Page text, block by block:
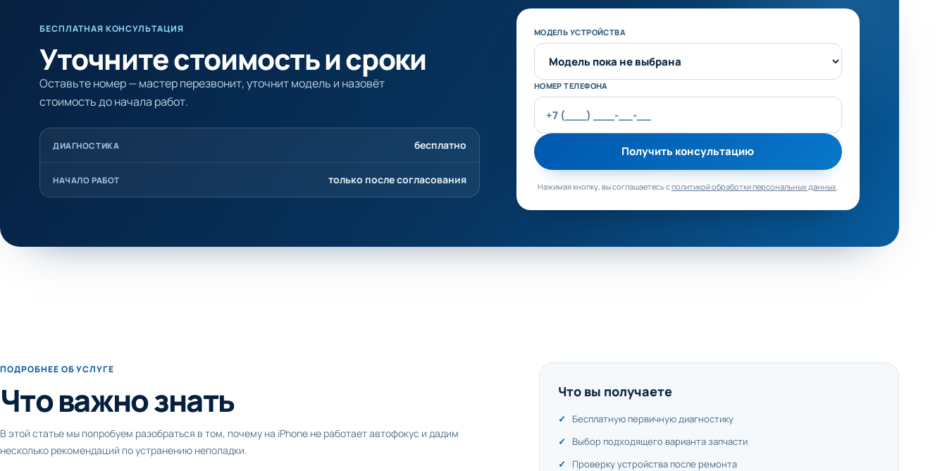
БЕСПЛАТНАЯ КОНСУЛЬТАЦИЯ
Уточните стоимость и сроки
Оставьте номер — мастер перезвонит, уточнит модель и назовёт
стоимость до начала работ.
ДИАГНОСТИКА бесплатно
НАЧАЛО РАБОТ только после согласования
Не заполняйте это поле
МОДЕЛЬ УСТРОЙСТВА
НОМЕР ТЕЛЕФОНА
Получить консультацию
Нажимая кнопку, вы соглашаетесь сполитикой обработки персональных данных.
ПОДРОБНЕЕ ОБ УСЛУГЕ
Что важно знать
В этой статье мы попробуем разобраться в том, почему на iPhone не работает автофокус и дадим
несколько рекомендаций по устранению неполадки.
Что вы получаете
Бесплатную первичную диагностику
Выбор подходящего варианта запчасти
Проверку устройства после ремонта